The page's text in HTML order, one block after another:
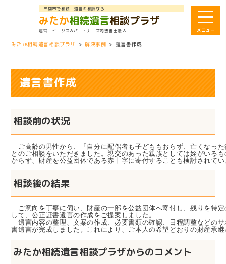
三鷹市で相続・遺言の相談なら
みたか相続遺言相談プラザ
イージス＆パートナーズ司法書士法人
みたか相続遺言相談プラザ >解決事例 > 遺言書作成
遺言書作成
相談前の状況
ご高齢の男性から、「自分に配偶者も子どももおらず、亡くなっ
とのご相談をいただきました。親交のあった親族としては姪がいる
からず、財産を公益団体である赤十字に寄付することも検討されて
相談後の結果
ご意向を丁寧に伺い、財産の一部を公益団体へ寄付し、残りを特
して、公正証書遺言の作成をご提案しました。
遺言内容の整理、文案の作成、必要書類の確認、日程調整などの
書遺言が完成しました。これにより、ご本人の希望どおりの財産承
みたか相続遺言相談プラザからのコメント